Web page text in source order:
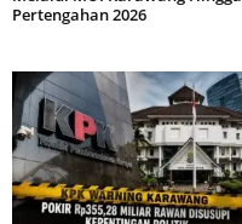
Pertengahan 2026